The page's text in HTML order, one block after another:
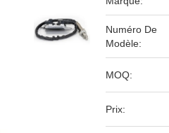
Numéro De
Modèle:
MOQ:
Prix: